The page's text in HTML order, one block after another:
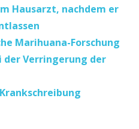
Hausarzt, nachdem er
Marihuana-Forschung
der Verringerung der